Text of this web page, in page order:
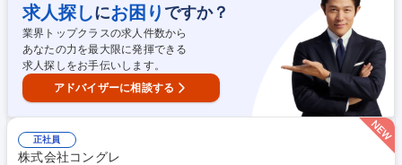
ント：約70名のスタッフ採用・育成、研修計画、シフト作成、現場フォロ
ー ■施設運営改善：動線改善や働きやすい環境づくり、接客品質向上 ※他
の統括2名と協力しながら、一つひとつの企画展を成功へ導きます。 募集
職種 【施設運営】麻布台ヒルズギャラリー/マネージャー候補/アート届け
る空間づくり
求人探しにお困り ですか？
業界トップクラスの求人件数から
あなたの力を最大限に発揮できる
求人探しをお手伝いします。
アドバイザーに相談する
正社員
株式会社コングレ